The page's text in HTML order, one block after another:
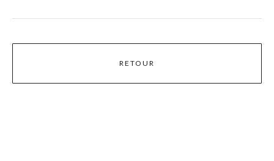
 Ne pas laisser tremper dans l’eau.
Regularly apply mineral oil to protect.
RETOUR